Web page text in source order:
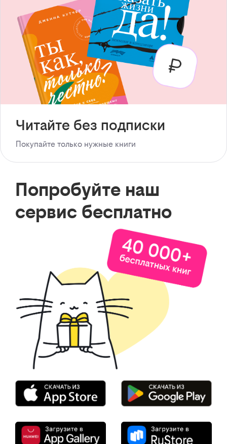
Читайте без подписки
Покупайте только нужные книги
Попробуйте наш
сервис бесплатно